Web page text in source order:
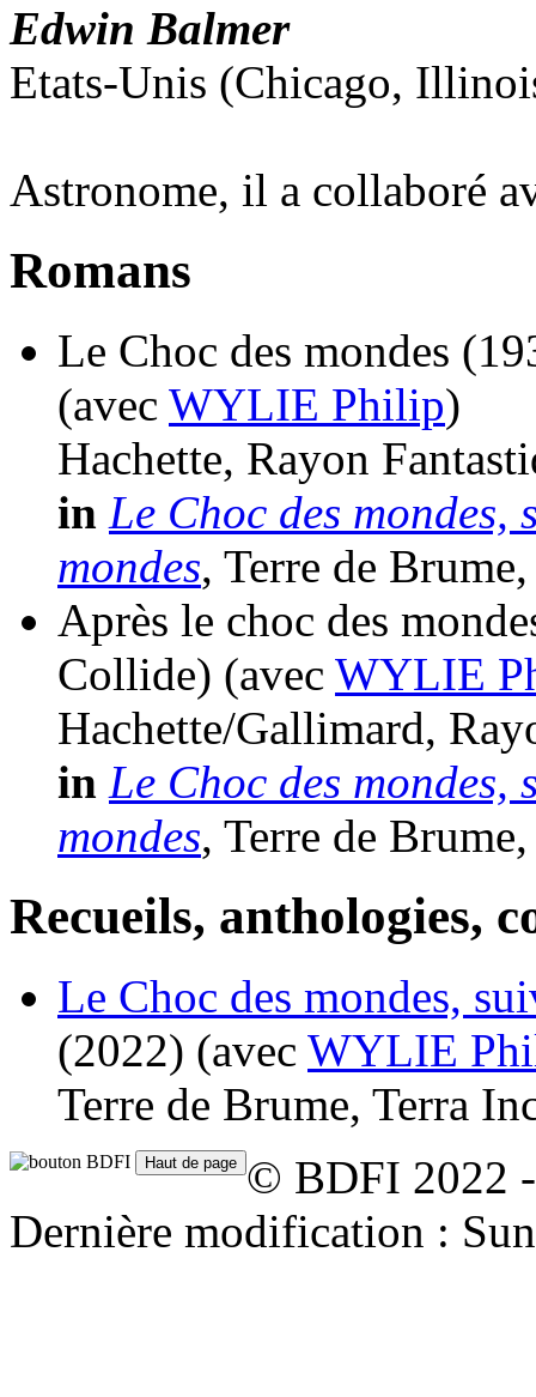
Edwin Balmer
Etats-Unis (Chicago,
Astronome, il a collaboré
Romans
Le Choc des mondes
(avec WYLIE Philip)
Hachette, Rayon
in Le Choc des mondes,
mondes, Terre de
Après le choc des
Collide) (avec WYLIE
Hachette/Gallimard,
in Le Choc des mondes,
mondes, Terre de
Recueils, anthologies,
Le Choc des mondes,
(2022) (avec WYLIE
Terre de Brume, Terra
© BDFI 2022
Dernière modification :